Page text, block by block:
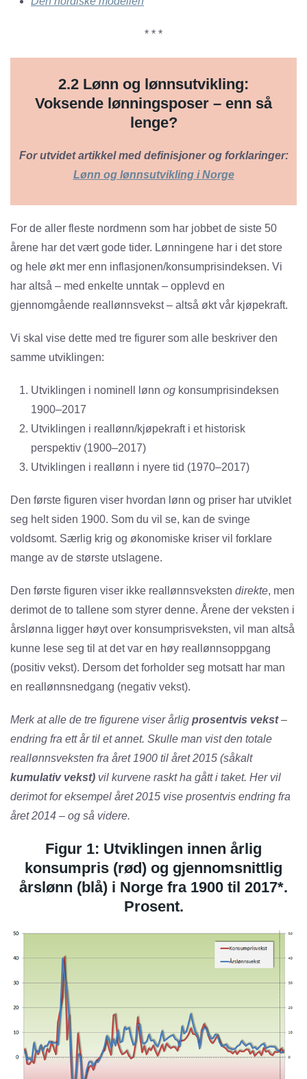
* * *
2.2 Lønn og lønnsutvikling:
Voksende lønningsposer – enn så
lenge?
For utvidet artikkel med definisjoner og forklaringer:
Lønn og lønnsutvikling i Norge
For de aller fleste nordmenn som har jobbet de siste 50
årene har det vært gode tider. Lønningene har i det store
og hele økt mer enn inflasjonen/konsumprisindeksen. Vi
har altså – med enkelte unntak – opplevd en
gjennomgående reallønnsvekst – altså økt vår kjøpekraft.
Vi skal vise dette med tre figurer som alle beskriver den
samme utviklingen:
Utviklingen i nominell lønn og konsumprisindeksen
1900–2017
Utviklingen i reallønn/kjøpekraft i et historisk
perspektiv (1900–2017)
Utviklingen i reallønn i nyere tid (1970–2017)
Den første figuren viser hvordan lønn og priser har utviklet
seg helt siden 1900. Som du vil se, kan de svinge
voldsomt. Særlig krig og økonomiske kriser vil forklare
mange av de største utslagene.
Den første figuren viser ikke reallønnsveksten direkte, men
derimot de to tallene som styrer denne. Årene der veksten i
årslønna ligger høyt over konsumprisveksten, vil man altså
kunne lese seg til at det var en høy reallønnsoppgang
(positiv vekst). Dersom det forholder seg motsatt har man
en reallønnsnedgang (negativ vekst).
Merk at alle de tre figurene viser årlig prosentvis vekst–
endring fra ett år til et annet. Skulle man vist den totale
reallønnsveksten fra året 1900 til året 2015 (såkalt
kumulativ vekst) vil kurvene raskt ha gått i taket. Her vil
derimot for eksempel året 2015 vise prosentvis endring fra
året 2014 – og så videre.
Figur 1: Utviklingen innen årlig
konsumpris (rød) og gjennomsnittlig
årslønn (blå) i Norge fra 1900 til 2017*.
Prosent.